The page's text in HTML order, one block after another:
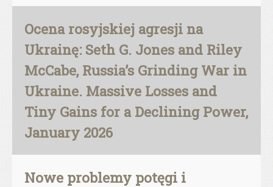
Ocena rosyjskiej agresji na
Ukrainę: Seth G. Jones and Riley
McCabe, Russia’s Grinding War in
Ukraine. Massive Losses and
Tiny Gains for a Declining Power,
January 2026
Nowe problemy potęgi i